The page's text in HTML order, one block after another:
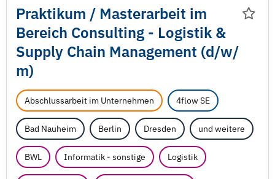
Praktikum / Masterarbeit im
Bereich Consulting - Logistik &
Supply Chain Management (d/w/
m)
Abschlussarbeit im Unternehmen 4flow SE
Bad Nauheim Berlin Dresden und weitere
BWL Informatik - sonstige Logistik